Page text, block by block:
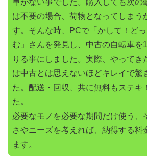
車がない事でした。購入しても次の
は不要の場合、荷物となってしまう
す。そんな時、PCで「かして！どっ
む」さんを発見し、中古の自転車を
りる事にしました。実際、やってき
は中古とは思えないほどキレイで驚
た。配送・回収、共に無料もステキ
た。
必要なモノを必要な期間だけ使う、
さやニーズを考えれば、納得する料
ます。